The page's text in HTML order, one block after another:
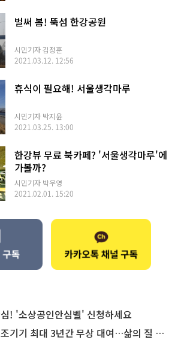
벌써 봄! 뚝섬 한강공원
시민기자 김정훈
2021.03.12. 12:56
휴식이 필요해! 서울생각마루
시민기자 박지윤
2021.03.25. 13:00
한강뷰 무료 북카페? '서울생각마루'에
가볼까?
시민기자 박우영
2021.02.01. 15:20
! '소상공인안심벨' 신청하세요
기 최대 3년간 무상 대여…삶의 질 높인다